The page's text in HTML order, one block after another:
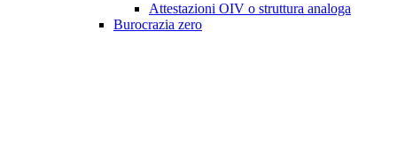
Attestazioni OIV o struttura analoga
Burocrazia zero